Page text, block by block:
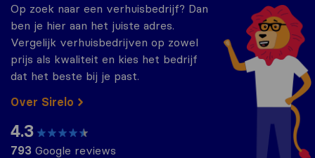
Op zoek naar een verhuisbedrijf? Dan
ben je hier aan het juiste adres.
Vergelijk verhuisbedrijven op zowel
prijs als kwaliteit en kies het bedrijf
dat het beste bij je past.
Over Sirelo
4.3
793 Google reviews